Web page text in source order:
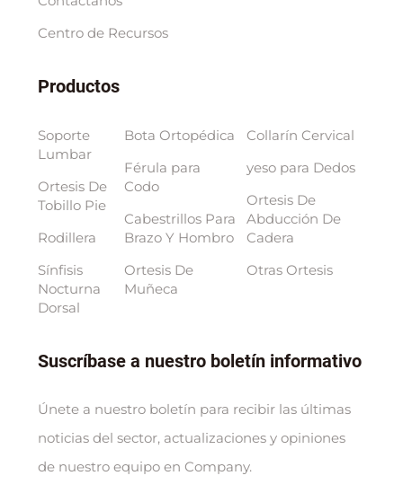
Centro de Recursos
Productos
Soporte
Lumbar
Ortesis De
Tobillo Pie
Rodillera
Sínfisis
Nocturna
Dorsal
Bota Ortopédica
Férula para
Codo
Cabestrillos Para
Brazo Y Hombro
Ortesis De
Muñeca
Collarín Cervical
yeso para Dedos
Ortesis De
Abducción De
Cadera
Otras Ortesis
Suscríbase a nuestro boletín informativo
Únete a nuestro boletín para recibir las últimas
noticias del sector, actualizaciones y opiniones
de nuestro equipo en Company.